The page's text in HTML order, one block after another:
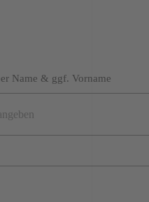
Name & ggf. Vorname